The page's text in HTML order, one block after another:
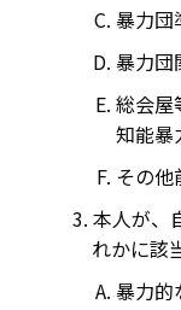
暴力団
暴力団
総会屋
知能暴
その他
本人が、
れかに該
暴力的